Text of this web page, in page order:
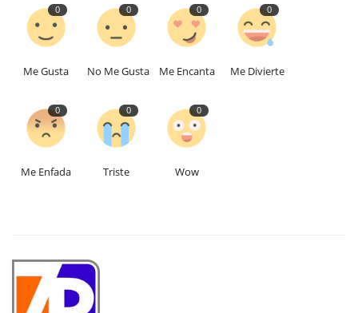
0
Me Gusta
0
No Me Gusta
0
Me Encanta
0
Me Divierte
0
Me Enfada
0
Triste
0
Wow